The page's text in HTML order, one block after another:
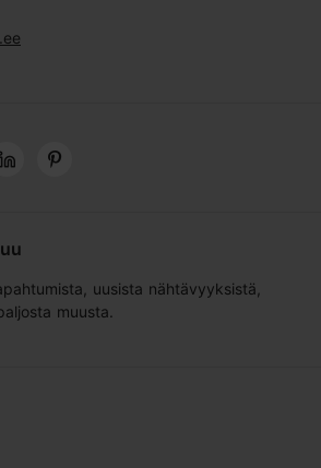
uusista nähtävyyksistä,
muusta.